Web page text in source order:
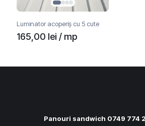
Luminator acoperiș cu 5 cute
165,00 lei / mp
Panouri sandwich 0749 774